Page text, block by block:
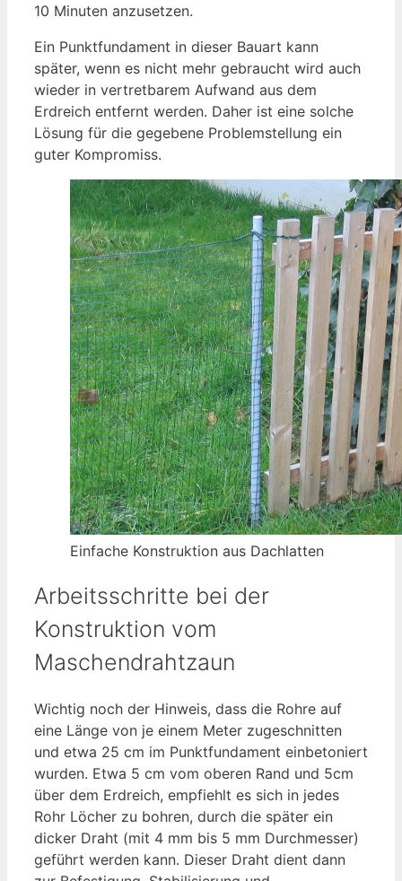
10 Minuten anzusetzen.
Ein Punktfundament in dieser Bauart kann
später, wenn es nicht mehr gebraucht wird auch
wieder in vertretbarem Aufwand aus dem
Erdreich entfernt werden. Daher ist eine solche
Lösung für die gegebene Problemstellung ein
guter Kompromiss.
Einfache Konstruktion aus Dachlatten
Arbeitsschritte bei der
Konstruktion vom
Maschendrahtzaun
Wichtig noch der Hinweis, dass die Rohre auf
eine Länge von je einem Meter zugeschnitten
und etwa 25 cm im Punktfundament einbetoniert
wurden. Etwa 5 cm vom oberen Rand und 5cm
über dem Erdreich, empfiehlt es sich in jedes
Rohr Löcher zu bohren, durch die später ein
dicker Draht (mit 4 mm bis 5 mm Durchmesser)
geführt werden kann. Dieser Draht dient dann